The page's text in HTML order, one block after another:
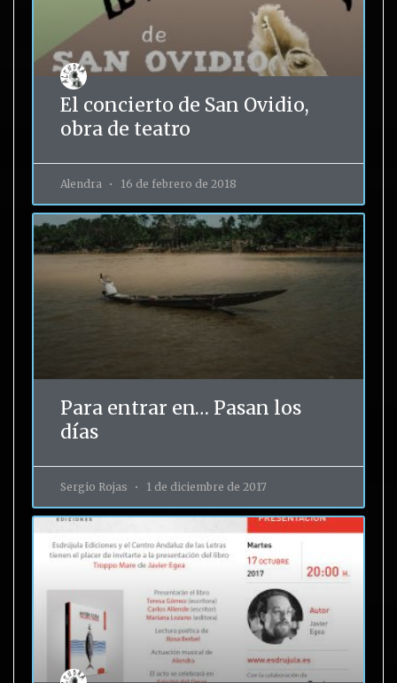
El concierto de San Ovidio,
obra de teatro
Alendra 16 de febrero de 2018
Para entrar en… Pasan los
días
Sergio Rojas 1 de diciembre de 2017